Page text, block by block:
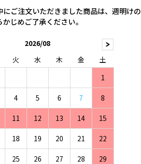
ご注文いただきました商品は、週明けの
じめご了承ください。
2026/08
火 水 木 金
土
1
4 5 6 7 8
11 12 13 14 15
18 19 20 21 22
25 26 27 28 29